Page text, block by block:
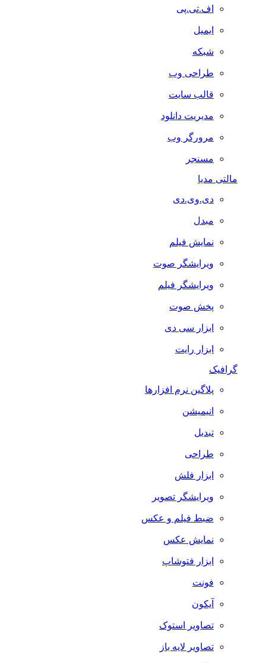
اف.تی.پی
ایمیل
شبکه
طراحی وب
قالب سایت
مدیریت دانلود
مرورگر وب
مسنجر
مالتی مدیا
دی.وی.دی
مبدل
نمایش فیلم
ویرایشگر صوت
ویرایشگر فیلم
پخش صوت
ابزار سی دی
ابزار رایت
گرافیک
پلاگین نرم افزارها
انیمیشن
تبدیل
طراحی
ابزار فلش
ویرایشگر تصویر
ضبط فيلم و عكس
نمایش عکس
ابزار فتوشاپ
فونت
آیکون
تصاویر استوک
تصاویر لایه باز